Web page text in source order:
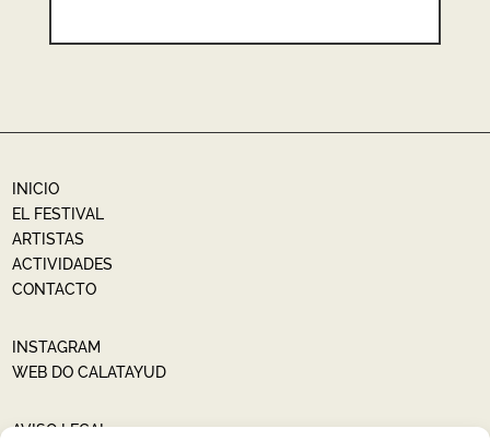
INICIO
EL FESTIVAL
ARTISTAS
ACTIVIDADES
CONTACTO
INSTAGRAM
WEB DO CALATAYUD
AVISO LEGAL